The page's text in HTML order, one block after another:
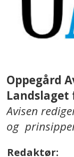
Oppegård
Avisen
og
Redaktør: